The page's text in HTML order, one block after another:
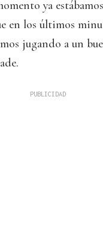
ya
en los últimos
jugando a un